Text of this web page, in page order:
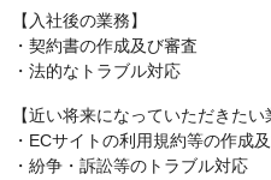
【入社後の業務】
・契約書の作成及び審査
・法的なトラブル対応
【近い将来になっていただきたい
・ECサイトの利用規約等の作成
・紛争・訴訟等のトラブル対応